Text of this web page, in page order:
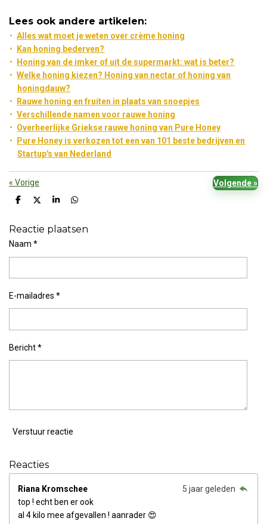
Lees ook andere artikelen:
Alles wat moet je weten over crème honing
Kan honing bederven?
Honing van de imker of uit de supermarkt: wat is beter?
Welke honing kiezen? Honing van nectar of honing van
honingdauw?
Rauwe honing en fruiten in plaats van snoepjes
Verschillende namen voor rauwe honing
Overheerlijke Griekse rauwe honing van Pure Honey
Pure Honey is verkozen tot een van 101 beste bedrijven en
Startup's van Nederland
« Vorige Volgende»
D
e
D
l
S
r
D
e
Reactie plaatsen
Naam *
E-mailadres *
Bericht *
Verstuur reactie
Reacties
Riana Kromschee
5 jaar geleden
top ! echt ben er ook
al 4 kilo mee afgevallen ! aanrader 😍